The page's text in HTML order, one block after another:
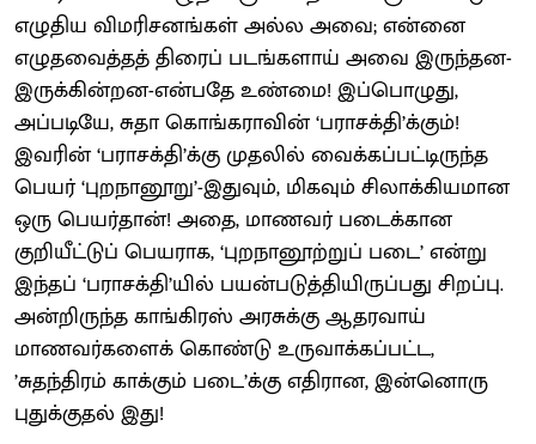
எழுதிய விமரிசனங்கள் அல்ல அவை; என்னை
எழுதவைத்தத் திரைப் படங்களாய் அவை இருந்தன-
இருக்கின்றன-என்பதே உண்மை! இப்பொழுது,
அப்படியே, சுதா கொங்கராவின் ‘பராசக்தி’க்கும்!
இவரின் ‘பராசக்தி’க்கு முதலில் வைக்கப்பட்டிருந்த
பெயர் ‘புறநானூறு’-இதுவும், மிகவும் சிலாக்கியமான
ஒரு பெயர்தான்! அதை, மாணவர் படைக்கான
குறியீட்டுப் பெயராக, ‘புறநானூற்றுப் படை’ என்று
இந்தப் ‘பராசக்தி’யில் பயன்படுத்தியிருப்பது சிறப்பு.
அன்றிருந்த காங்கிரஸ் அரசுக்கு ஆதரவாய்
மாணவர்களைக் கொண்டு உருவாக்கப்பட்ட,
’சுதந்திரம் காக்கும் படை’க்கு எதிரான, இன்னொரு
புதுக்குதல் இது!